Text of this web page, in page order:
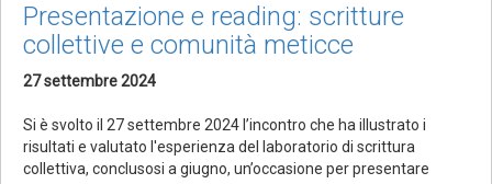
Presentazione e reading: scritture
collettive e comunità meticce
27 settembre 2024
Si è svolto il 27 settembre 2024 l’incontro che ha illustrato i
risultati e valutato l'esperienza del laboratorio di scrittura
collettiva, conclusosi a giugno, un’occasione per presentare